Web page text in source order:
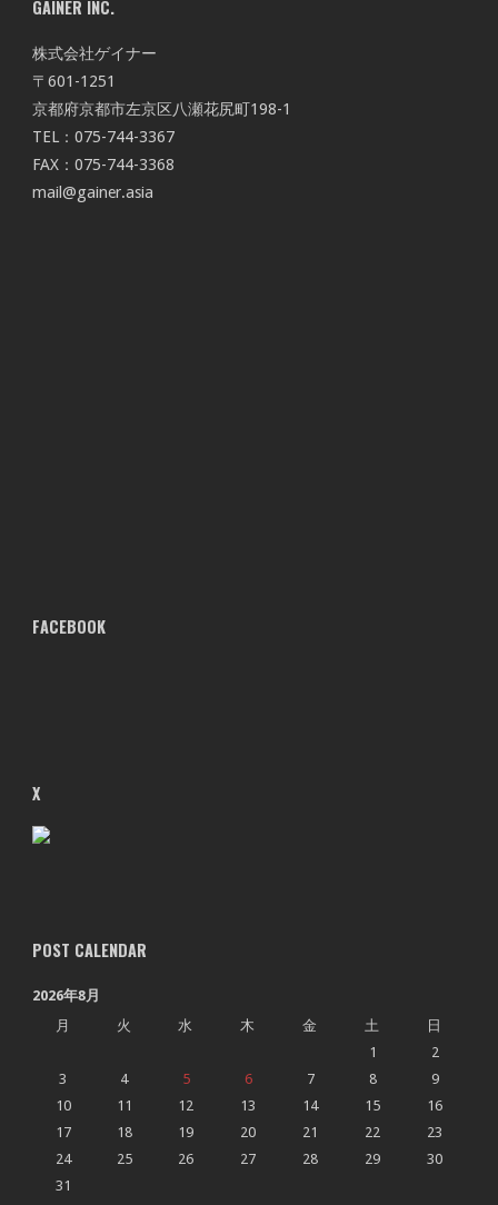
GAINER INC.
株式会社ゲイナー
〒601-1251
京都府京都市左京区八瀬花尻町198-1
TEL：075-744-3367
FAX：075-744-3368
mail@gainer.asia
FACEBOOK
X
POST CALENDAR
2026年8月
月
火 水 木 金 土
日
1
2
3
4 5 6 7 8
9
10
11 12 13 14 15
16
17
18 19 20 21 22
23
24
25 26 27 28 29
30
31